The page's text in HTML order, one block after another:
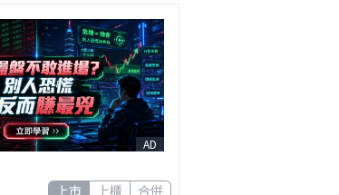
AD
上市 上櫃 合併